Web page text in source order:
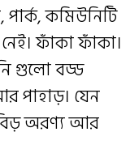
কমিউনিটি
ফাঁকা ফাঁকা।
গুলো বড্ড
পাহাড়। যেন
অরণ্য আর